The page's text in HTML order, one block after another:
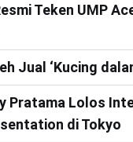
Teken UMP
Jual ‘Kucing
Pratama Lolos
di Tokyo